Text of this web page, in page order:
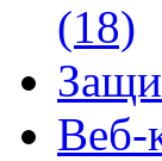
(18)
Веб-